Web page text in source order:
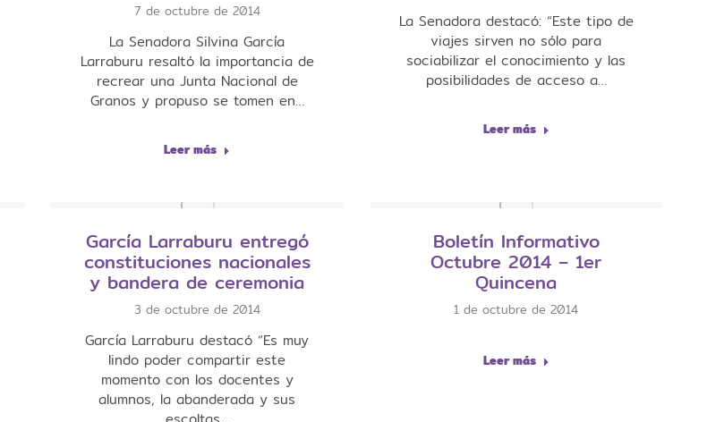
7 de octubre de 2014
La Senadora Silvina García
Larraburu resaltó la importancia de
recrear una Junta Nacional de
Granos y propuso se tomen en…
Leer más
La Senadora destacó: “Este tipo de
viajes sirven no sólo para
sociabilizar el conocimiento y las
posibilidades de acceso a…
Leer más
García Larraburu entregó
constituciones nacionales
y bandera de ceremonia
3 de octubre de 2014
García Larraburu destacó “Es muy
lindo poder compartir este
momento con los docentes y
alumnos, la abanderada y sus
Boletín Informativo
Octubre 2014 – 1er
Quincena
1 de octubre de 2014
Leer más